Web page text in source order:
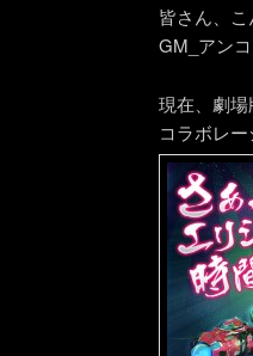
皆さん、こ
GM_アンコ
現在、劇
コラボレ